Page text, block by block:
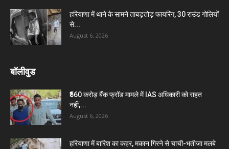
हरियाणा में थाने के सामने ताबड़तोड़ फायरिंग, 30 राउंड गोलियों
से...
August 6, 2026
बॉलीवुड
₹560 करोड़ बैंक फ्रॉड मामले में IAS अधिकारी को राहत
नहीं,...
August 6, 2026
हरियाणा में बारिश का कहर, मकान गिरने से चाची-भतीजा मलबे